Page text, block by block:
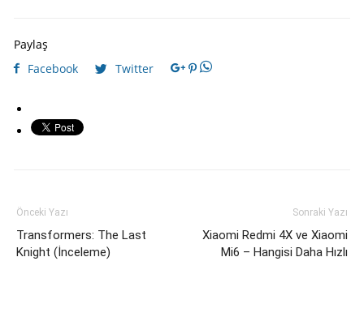
Paylaş
Facebook
Twitter
Önceki Yazı
Transformers: The Last
Knight (İnceleme)
Sonraki Yazı
Xiaomi Redmi 4X ve Xiaomi
Mi6 – Hangisi Daha Hızlı